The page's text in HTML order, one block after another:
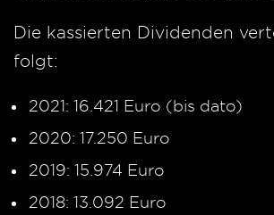
Die kassierten Dividenden
folgt:
2021: 16.421 Euro (bis dato)
2020: 17.250 Euro
2019: 15.974 Euro
2018: 13.092 Euro